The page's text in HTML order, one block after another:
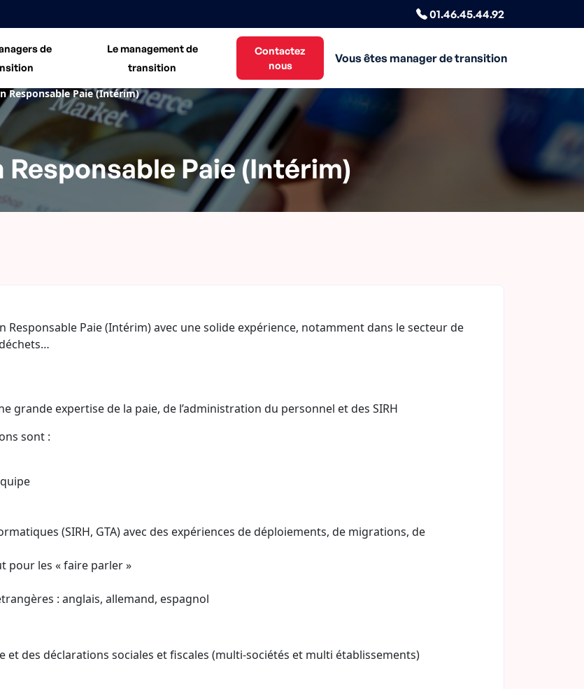
01.46.45.44.92
de
Le management de
transition
Contactez
nous
Vous êtes manager de transition
Responsable Paie (Intérim)
Paie (Intérim)
Responsable Paie (Intérim) avec une solide expérience, notamment dans le secteur de
grande expertise de la paie, de l’administration du personnel et des SIRH
sont :
(SIRH, GTA) avec des expériences de déploiements, de migrations, de
pour les « faire parler »
: anglais, allemand, espagnol
et des déclarations sociales et fiscales (multi-sociétés et multi établissements)